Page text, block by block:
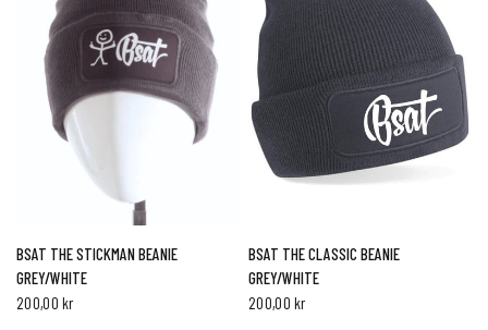
HURTIG VISNING
BSAT THE STICKMAN BEANIE
GREY/WHITE
200,00 kr
HURTIG VISNING
BSAT THE CLASSIC BEANIE
GREY/WHITE
200,00 kr